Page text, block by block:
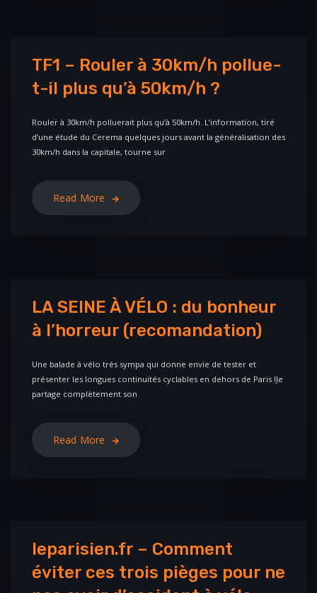
TF1 – Rouler à 30km/h pollue-
t-il plus qu’à 50km/h ?
Rouler à 30km/h polluerait plus qu’à 50km/h. L’information, tiré
d’une étude du Cerema quelques jours avant la généralisation des
30km/h dans la capitale, tourne sur
Read More
LA SEINE À VÉLO : du bonheur
à l’horreur (recomandation)
Une balade à vélo très sympa qui donne envie de tester et
présenter les longues continuités cyclables en dehors de Paris !Je
partage complètement son
Read More
leparisien.fr – Comment
éviter ces trois pièges pour ne